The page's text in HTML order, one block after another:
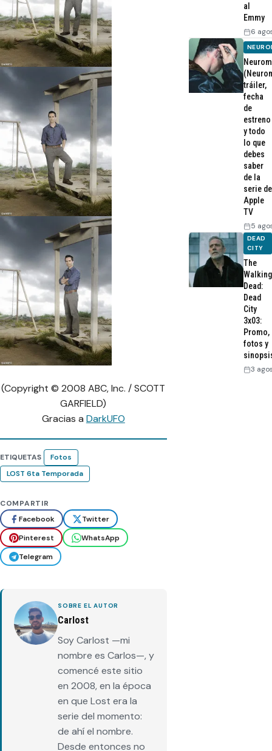
(Copyright © 2008 ABC, Inc. / SCOTT
GARFIELD)
Gracias a DarkUFO
ETIQUETAS
Fotos
LOST 6ta Temporada
COMPARTIR
Facebook
Twitter
Pinterest
WhatsApp
Telegram
SOBRE EL AUTOR
Carlost
Soy Carlost —mi
nombre es Carlos—, y
comencé este sitio
en 2008, en la época
en que Lost era la
serie del momento:
de ahí el nombre.
Desde entonces no
al
Emmy
6
tráiler,
fecha
de
estreno
y todo
lo que
debes
saber
de la
serie de
Apple
TV
5
DEAD
CITY
The
Walking
Dead:
Dead
City
3x03:
Promo,
fotos y
3